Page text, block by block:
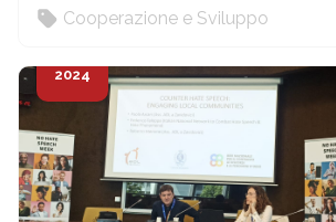
Cooperazione e Sviluppo
24
2024